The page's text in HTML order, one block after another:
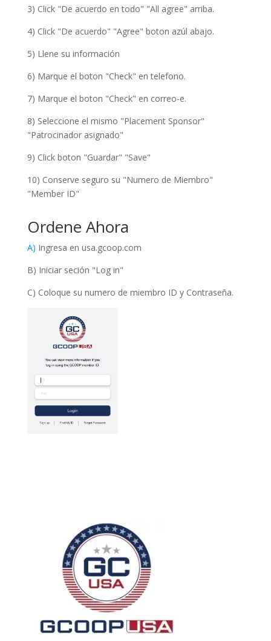
3) Click "De acuerdo en todo" "All agree" arriba.
4) Click "De acuerdo" "Agree" boton azúl abajo.
5) Llene su información
6) Marque el boton "Check" en telefono.
7) Marque el boton "Check" en correo-e.
8) Seleccione el mismo "Placement Sponsor"
"Patrocinador asignado"
9) Click boton "Guardar" "Save"
10) Conserve seguro su "Numero de Miembro"
"Member ID"
Ordene Ahora
A) Ingresa en usa.gcoop.com
B) Iniciar seción "Log in"
C) Coloque su numero de miembro ID y Contraseña.